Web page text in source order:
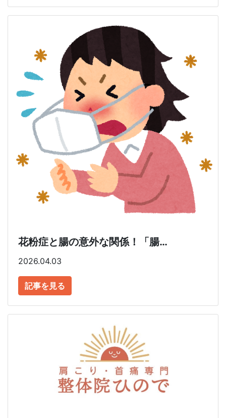
花粉症と腸の意外な関係！「腸…
2026.04.03
記事を見る